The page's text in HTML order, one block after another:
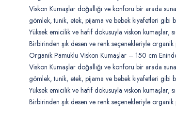
Viskon Kumaşlar doğallığı ve konforu bir arada
gömlek, tunik, etek, pijama ve bebek kıyafetleri gibi
Yüksek emicilik ve hafif dokusuyla viskon kumaşlar,
Birbirinden şık desen ve renk seçenekleriyle organik
Organik Pamuklu Viskon Kumaşlar – 150 cm
Viskon Kumaşlar doğallığı ve konforu bir arada
gömlek, tunik, etek, pijama ve bebek kıyafetleri gibi
Yüksek emicilik ve hafif dokusuyla viskon kumaşlar,
Birbirinden şık desen ve renk seçenekleriyle organik